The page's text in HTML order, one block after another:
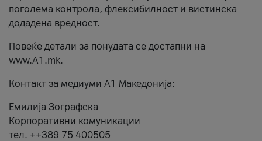
поголема контрола, флексибилност и вистинска
додадена вредност.
Повеќе детали за понудата се достапни на
www.А1.mk.
Контакт за медиуми А1 Македонија:
Емилија Зографска
Корпоративни комуникации
тел. ++389 75 400505